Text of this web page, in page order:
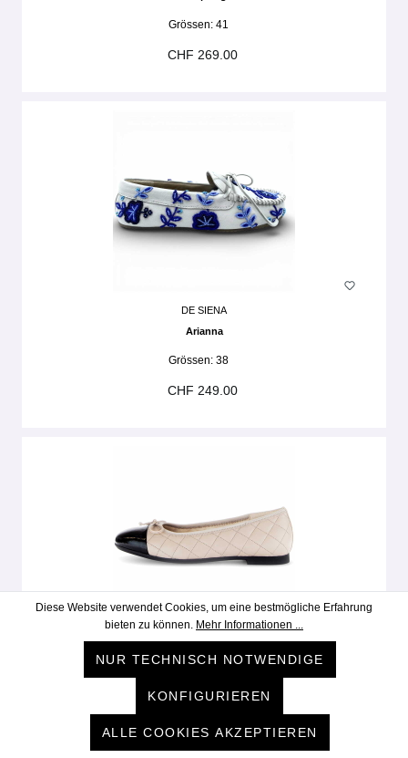
Grössen: 41
CHF 269.00
DE SIENA
Arianna
Grössen: 38
CHF 249.00
62-612 | new rose
Grössen:38½
CHF 149.00
Diese Website verwendet Cookies, um eine bestmögliche Erfahrung
bieten zu können. Mehr Informationen ...
NUR TECHNISCH NOTWENDIGE
KONFIGURIEREN
ALLE COOKIES AKZEPTIEREN